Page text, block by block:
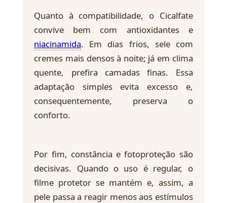
Quanto à compatibilidade, o Cicalfate
convive bem com antioxidantes e
niacinamida. Em dias frios, sele com
cremes mais densos à noite; já em clima
quente, prefira camadas finas. Essa
adaptação simples evita excesso e,
consequentemente, preserva o
conforto.
Por fim, constância e fotoproteção são
decisivas. Quando o uso é regular, o
filme protetor se mantém e, assim, a
pele passa a reagir menos aos estímulos